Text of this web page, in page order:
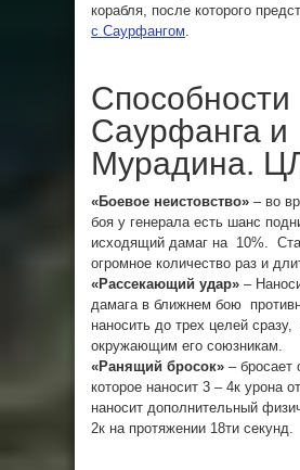
корабля, после которого
с Саурфангом
Способности
Саурфанга и
Мурадина.
«Боевое неистовство» – во
боя у генерала есть шанс
исходящий дамаг на 10%.
огромное количество раз и
«Рассекающий удар» –
дамага в ближнем бою
наносить до трех целей сразу,
окружающим его союзникам.
«Ранящий бросок» – бросает
которое наносит 3 – 4к урона
наносит дополнительный
2к на протяжении 18ти секунд.